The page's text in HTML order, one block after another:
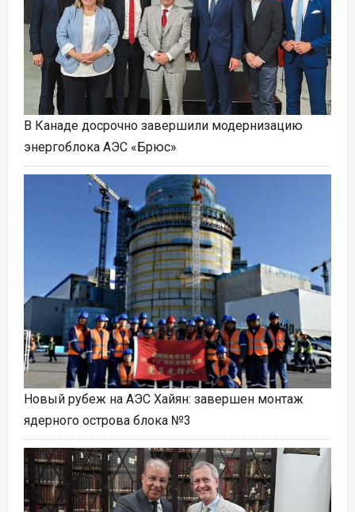
В Канаде досрочно завершили модернизацию
энергоблока АЭС «Брюс»
Новый рубеж на АЭС Хайян: завершен монтаж
ядерного острова блока №3